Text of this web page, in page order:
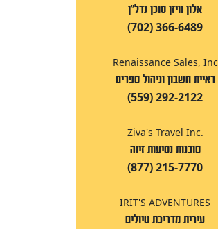
אלון וויזן סוכן נדל"ן
(702) 366-6489
Renaissance Sales, Inc
ראיית חשבון וניהול ספרים
(559) 292-2122
Ziva's Travel Inc.
סוכנות נסיעות זיוה
(877) 215-7770
IRIT'S ADVENTURES
עירית מדריכת טיולים